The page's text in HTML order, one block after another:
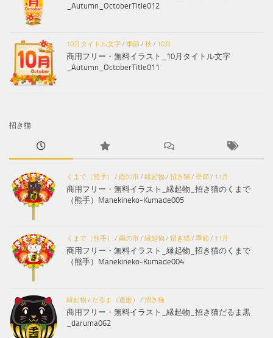
_Autumn_OctoberTitle012
10月タイトル文字/ 季節/ 秋 / 10月
商用フリー・無料イラスト_10月タイトル文字
_Autumn_OctoberTitle011
招き猫
くまで（熊手） / 酉の市/ 縁起物/ 招き猫/ 季節/ 11月
商用フリー・無料イラスト_縁起物_招き猫のくまで
（熊手）Manekineko-Kumade005
くまで（熊手） / 酉の市/ 縁起物/ 招き猫/ 季節/ 11月
商用フリー・無料イラスト_縁起物_招き猫のくまで
（熊手）Manekineko-Kumade004
縁起物/ だるま（達磨） / 招き猫
商用フリー・無料イラスト_縁起物_招き猫だるま黒
_daruma062